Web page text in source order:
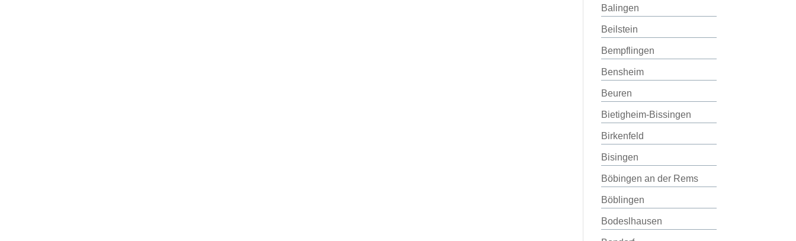
Balingen
Beilstein
Bempflingen
Bensheim
Beuren
Bietigheim-Bissingen
Birkenfeld
Bisingen
Böbingen an der Rems
Böblingen
Bodeslhausen